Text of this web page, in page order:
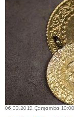
06.03.2019 Çarşamba 10:08